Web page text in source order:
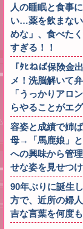
人の睡眠と食事
い…薬を飲まな
めな」、食べた
すぎる！！
「ﾀﾋねば保険金
メ！洗脳解いて
「うっかりアロ
らやることがエ
容姿と成績で姉
母→「馬鹿娘」
への興味から管
せな姿を見せつ
90年ぶりに誕生
方で、近所の婦
吉な言葉を何度